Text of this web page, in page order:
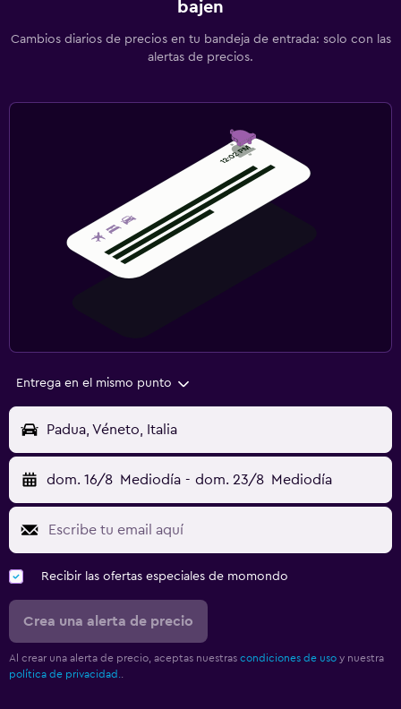
bajen
Cambios diarios de precios en tu bandeja de entrada: solo con las
alertas de precios.
Entrega en el mismo punto
Padua, Véneto, Italia
dom. 16/8 Mediodía - dom. 23/8 Mediodía
Recibir las ofertas especiales de momondo
Crea una alerta de precio
Al crear una alerta de precio, aceptas nuestras condiciones de uso y nuestra
política de privacidad..